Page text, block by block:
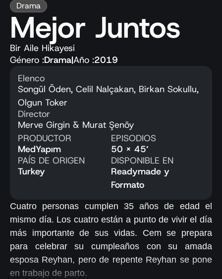
Drama
Mejor Juntos
Bir Aile Hikayesi
Género :Drama|Año :2019
Elenco
Songül Öden, Celil Nalçakan, Birkan Sokullu,
Olgun Toker
Director
Merve Girgin & Murat Şenöy
PRODUCTOR
MedYapım
PAÍS DE ORIGEN
Turkey
EPISODIOS
50 x 45′
DISPONIBLE EN
Readymade y
Formato
Cuatro personas cumplen 35 años de edad el
mismo día. Los cuatro están a punto de vivir el día
más importante de sus vidas. Cem se prepara
para celebrar su cumpleaños con su amada
esposa Reyhan, pero de repente Reyhan se pone
en trabajo de parto.